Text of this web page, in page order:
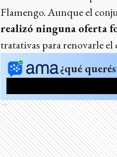
Flamengo. Aunque el
realizó ninguna oferta
tratativas para renovarle
¿qué
Ads